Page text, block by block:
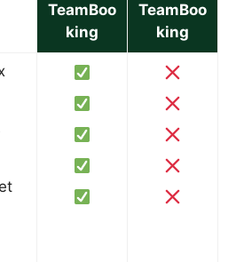
TeamBoo
king
TeamBoo
king